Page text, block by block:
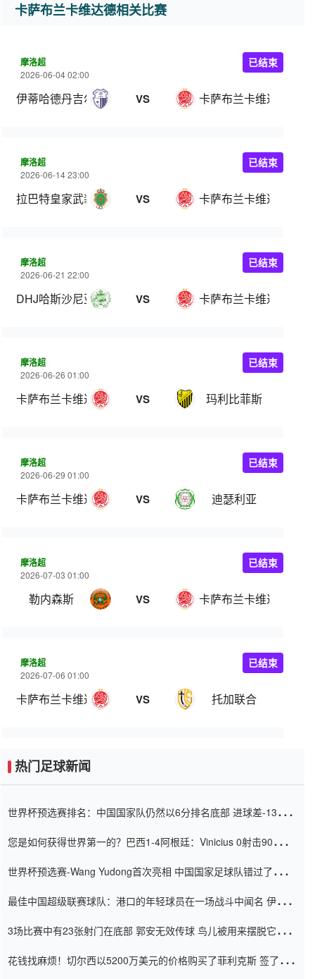
卡萨布兰卡维达德相关比赛
摩洛超
2026-06-04 02:00
伊蒂哈德丹吉尔 VS 卡萨布兰卡维达德
已结束
摩洛超
2026-06-14 23:00
拉巴特皇家武装 VS 卡萨布兰卡维达德
已结束
摩洛超
2026-06-21 22:00
DHJ哈斯沙尼亚 VS 卡萨布兰卡维达德
已结束
摩洛超
2026-06-26 01:00
卡萨布兰卡维达德 VS 玛利比菲斯
已结束
摩洛超
2026-06-29 01:00
卡萨布兰卡维达德 VS 迪瑟利亚
已结束
摩洛超
2026-07-03 01:00
勒内森斯 VS 卡萨布兰卡维达德
已结束
摩洛超
2026-07-06 01:00
卡萨布兰卡维达德 VS 托加联合
已结束
热门足球新闻
世界杯预选赛排名：中国国家队仍然以6分排名底部 进球差-13令人
您是如何获得世界第一的？巴西1-4阿根廷：Vinicius 0射击90分钟
世界杯预选赛-Wang Yudong首次亮相 中国国家足球队错过了世界
最佳中国超级联赛球队：港口的年轻球员在一场战斗中闻名 伊万放
3场比赛中有23张射门在底部 郭安无效传球 鸟儿被用来摆脱它
花钱找麻烦！切尔西以5200万美元的价格购买了菲利克斯 签了7年